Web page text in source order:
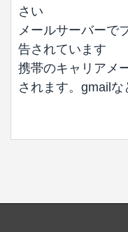
さい
メールサーバーで
告されています
携帯のキャリアメ
されます。gmail